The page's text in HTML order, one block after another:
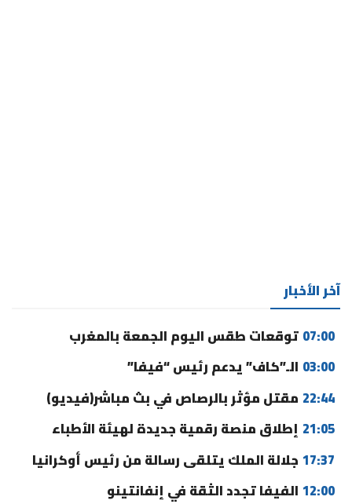
آخر الأخبار
07:00 توقعات طقس اليوم الجمعة بالمغرب
03:00 الـ”كاف” يدعم رئيس “فيفا”
22:44 مقتل مؤثر بالرصاص في بث مباشر(فيديو)
21:05 إطلاق منصة رقمية جديدة لهيئة الأطباء
17:37 جلالة الملك يتلقى رسالة من رئيس أوكرانيا
12:00 الفيفا تجدد الثقة في إنفانتينو